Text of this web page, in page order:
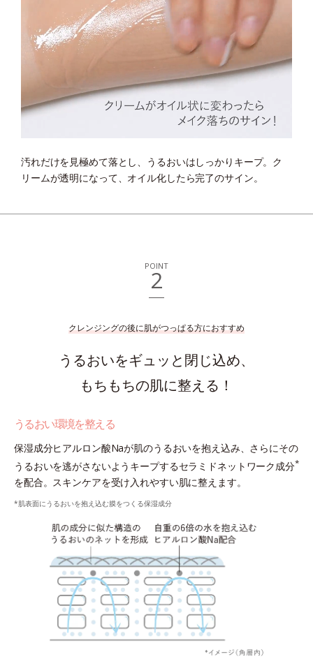
汚れだけを見極めて落とし、うるおいはしっかりキープ。 ク
リームが透明になって、オイル化したら完了のサイン。
POINT
2
クレンジングの後に肌がつっぱる方におすすめ
うるおいをギュッと閉じ込め、
もちもちの肌に整える！
うるおい環境を整える
保湿成分ヒアルロン酸Naが肌のうるおいを抱え込み、さらにその
うるおいを逃がさないようキープするセラミドネットワーク成分*
を配合。スキンケアを受け入れやすい肌に整えます。
*肌表面にうるおいを抱え込む膜をつくる保湿成分